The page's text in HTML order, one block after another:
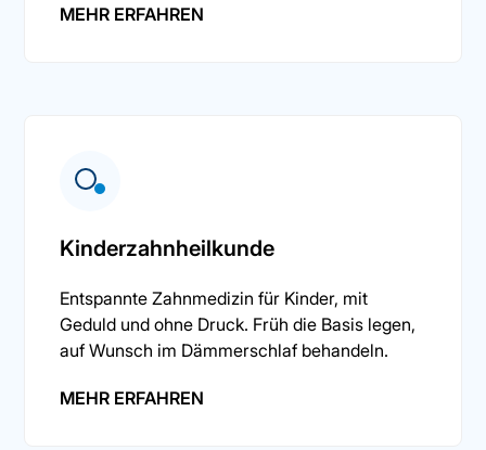
MEHR ERFAHREN
Kinderzahnheilkunde
Entspannte Zahnmedizin für Kinder, mit
Geduld und ohne Druck. Früh die Basis legen,
auf Wunsch im Dämmerschlaf behandeln.
MEHR ERFAHREN